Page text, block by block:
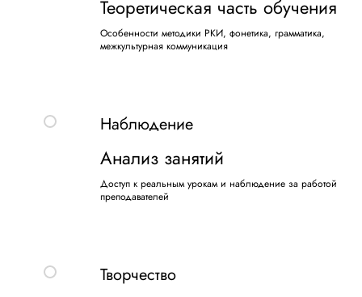
Теоретическая часть обучения
Особенности методики РКИ, фонетика, грамматика,
межкультурная коммуникация
Наблюдение
Анализ занятий
Доступ к реальным урокам и наблюдение за работой
преподавателей
Творчество